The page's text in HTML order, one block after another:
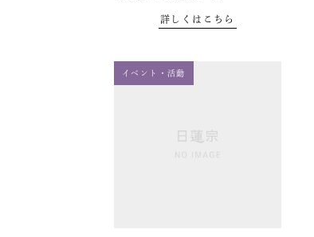
詳しくはこちら
イベント・活動